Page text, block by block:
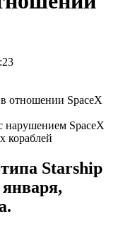
нарушением SpaceX
кораблей
Starship